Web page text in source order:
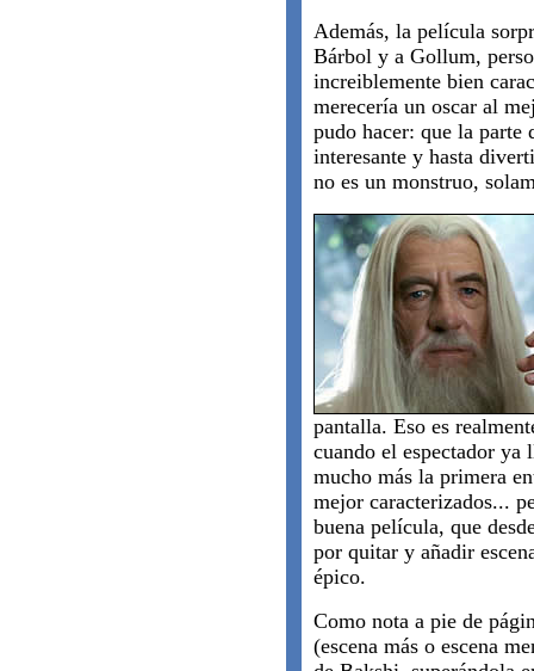
Además, la película
Bárbol y a Gollum,
increiblemente bien
merecería un oscar al
pudo hacer: que la parte
interesante y hasta
no es un monstruo,
pantalla. Eso es
cuando el espectador ya
mucho más la primera
mejor caracterizados...
buena película, que
por quitar y añadir
épico.
Como nota a pie de
(escena más o escena